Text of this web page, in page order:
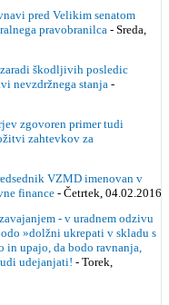
pred Velikim senatom
pravobranilca - Sreda,
škodljivih posledic
nevzdržnega stanja -
zgovoren primer tudi
zahtevkov za
VZMD imenovan v
finance - Četrtek, 04.02.2016
- v uradnem odzivu
»dolžni ukrepati v skladu s
in upajo, da bodo ravnanja,
udejanjati! - Torek,